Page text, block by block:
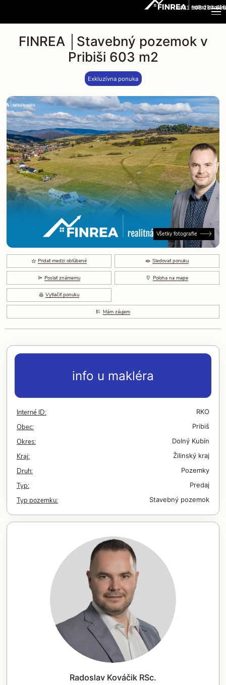
+421 908 237 666
FINREA │Stavebný pozemok v
Pribiši 603 m2
Exkluzívna ponuka
Všetky fotografie
Pridať medzi obľúbené Sledovať ponuku
Poslať známemu Poloha na mape
Vytlačiť ponuku
Mám záujem
info u makléra
Interné ID: RKO
Obec: Pribiš
Okres: Dolný Kubín
Kraj: Žilinský kraj
Druh: Pozemky
Typ: Predaj
Typ pozemku: Stavebný pozemok
Radoslav Kováčik RSc.